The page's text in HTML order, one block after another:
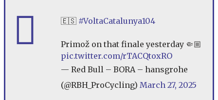
🇪🇸 #VoltaCatalunya104
Primož on that finale yesterday 🤏🏼
pic.twitter.com/rTACQtoxRO
— Red Bull – BORA – hansgrohe
(@RBH_ProCycling) March 27, 2025